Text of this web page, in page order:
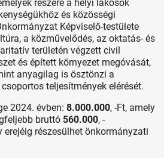
részére a helyi lakosok
és közösségi
Képviselő-testülete
a közművelődés, az oktatás- és
területén végzett civil
és épített környezet megóvását,
anyagilag is ösztönzi a
teljesítmények elérését.
2024. évben:8.000.000, -Ft, amely
bruttó 560.000, -
részesülhet önkormányzati